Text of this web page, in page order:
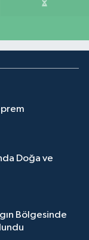
Doğa ve
Bölgesinde